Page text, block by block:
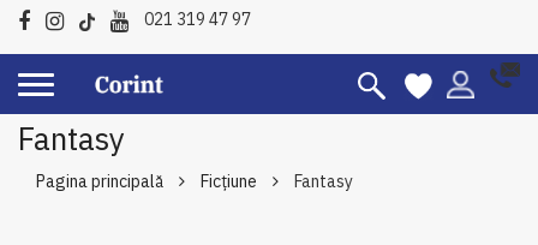
021 319 47 97
Fantasy
Pagina principală Ficțiune Fantasy